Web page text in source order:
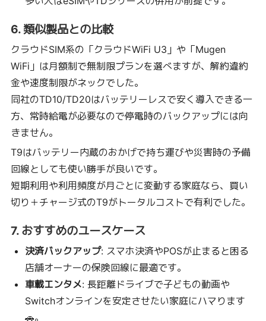
6. 類似製品との比較
クラウドSIM系の「クラウドWiFi U3」や「Mugen
WiFi」は月額制で無制限プランを選べますが、解約違約
金や速度制限がネックでした。
同社のTD10/TD20はバッテリーレスで安く導入できる一
方、常時給電が必要なので停電時のバックアップには向
きません。
T9はバッテリー内蔵のおかげで持ち運びや災害時の予備
回線としても使い勝手が良いです。
短期利用や利用頻度が月ごとに変動する家庭なら、買い
切り＋チャージ式のT9がトータルコストで有利でした。
7. おすすめのユースケース
決済バックアップ: スマホ決済やPOSが止まると困る
店舗オーナーの保険回線に最適です。
車載エンタメ: 長距離ドライブで子どもの動画や
Switchオンラインを安定させたい家庭にハマります
🚗。